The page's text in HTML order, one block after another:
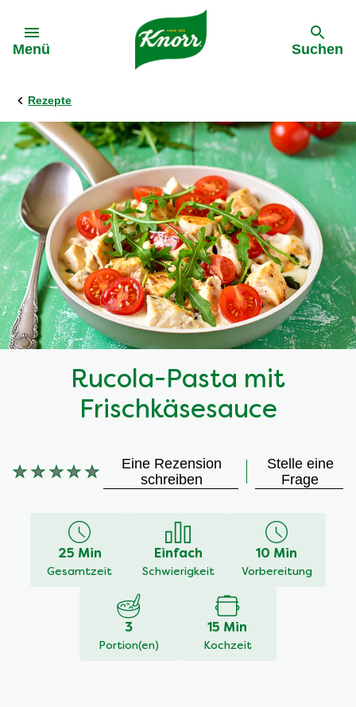
Menü Suchen
Rezepte
Rucola-Pasta mit
Frischkäsesauce
Keine
abgegeben
Eine Rezension
schreiben
Stelle eine
Frage
25 Min
Gesamtzeit
Einfach
Schwierigkeit
10 Min
Vorbereitung
3
Portion(en)
15 Min
Kochzeit